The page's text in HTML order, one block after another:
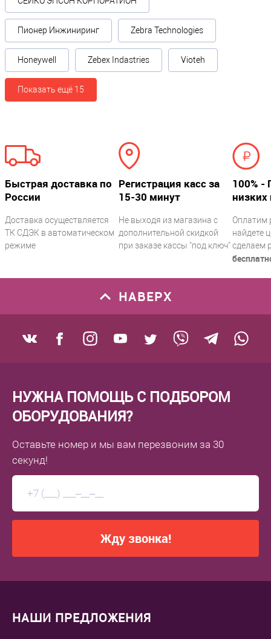
Вес НЕТТО (в граммах) ?
154
Условия эксплуатации
Рабочая температура °C
0°С ~ +50°С
Производитель
CipherLab
Гарантия, месяцев
24
Пионер Инжиниринг Zebra Technologies
Honeywell Zebex Indastries Vioteh
Показать ещё 15
Быстрая доставка по
России
Доставка осуществляется
ТК СДЭК в автоматическом
режиме
Регистрация касс за
15-30 минут
Не выходя из магазина с
дополнительной скидкой
при заказе кассы "под ключ"
100% -
низких
Оплатим
найдете
сделаем
НАВЕРХ
НУЖНА ПОМОЩЬ С ПОДБОРОМ
ОБОРУДОВАНИЯ?
Оставьте номер и мы вам перезвоним за 30
секунд!
Жду звонка!
НАШИ ПРЕДЛОЖЕНИЯ